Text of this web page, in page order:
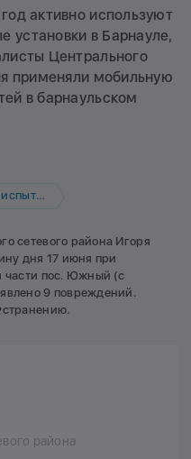
активно используют
установки в Барнауле,
Центрального
применяли мобильную
в барнаульском
сетевого района Игоря
дня 17 июня при
части пос. Южный (с
9 повреждений.
района